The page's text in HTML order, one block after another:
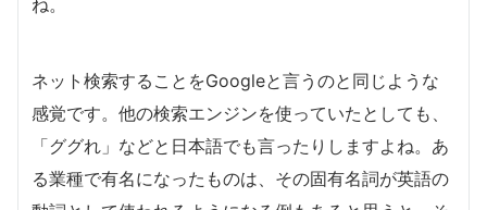
ネット検索することをGoogleと言うのと同じような
感覚です。他の検索エンジンを使っていたとしても、
「ググれ」などと日本語でも言ったりしますよね。あ
る業種で有名になったものは、その固有名詞が英語の